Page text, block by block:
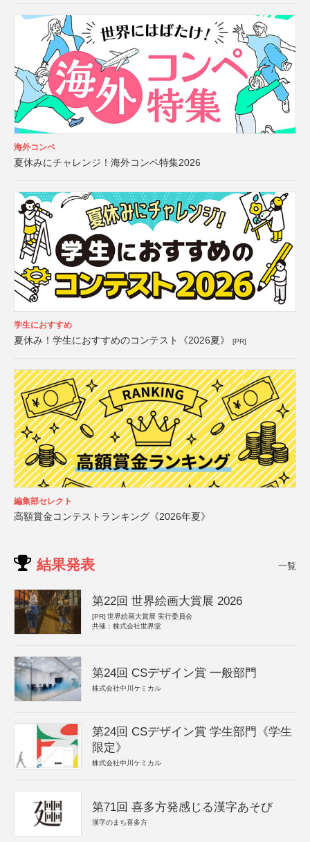
海外コンペ
夏休みにチャレンジ！海外コンペ特集2026
学生におすすめ
夏休み！学生におすすめのコンテスト《2026夏》 [PR]
編集部セレクト
高額賞金コンテストランキング《2026年夏》
結果発表 一覧
第22回 世界絵画大賞展 2026
[PR] 世界絵画大賞展 実行委員会
共催：株式会社世界堂
第24回 CSデザイン賞 一般部門
株式会社中川ケミカル
第24回 CSデザイン賞 学生部門《学生
限定》
株式会社中川ケミカル
第71回 喜多方発感じる漢字あそび
漢字のまち喜多方